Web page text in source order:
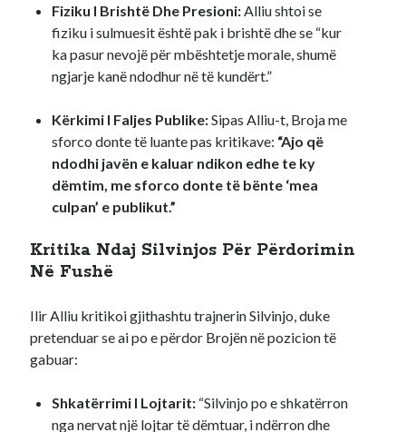
Fiziku I Brishtë Dhe Presioni:Alliu shtoi se
fiziku i sulmuesit është pak i brishtë dhe se “kur
ka pasur nevojë për mbështetje morale, shumë
ngjarje kanë ndodhur në të kundërt.”
Kërkimi I Faljes Publike:Sipas Alliu-t, Broja me
sforco donte të luante pas kritikave: “Ajo që
ndodhi javën e kaluar ndikon edhe te ky
dëmtim, me sforco donte të bënte ‘mea
culpan’ e publikut.”
Kritika Ndaj Silvinjos Për Përdorimin
Në Fushë
Ilir Alliu kritikoi gjithashtu trajnerin Silvinjo, duke
pretenduar se ai po e përdor Brojën në pozicion të
gabuar:
Shkatërrimi I Lojtarit: “Silvinjo po e shkatërron
nga nervat një lojtar të dëmtuar, i ndërron dhe